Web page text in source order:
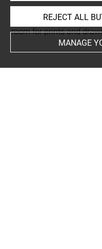
This artwork is on view
room for prints and
REJECT ALL
MANAGE